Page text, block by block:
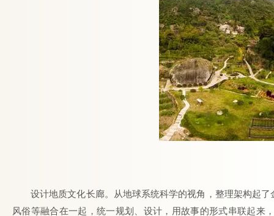
设计地质文化长廊。从地球系统科学的视角，整理架构起
风俗等融合在一起，统一规划、设计，用故事的形式串联起来